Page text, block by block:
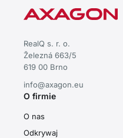
RealQ s. r. o.
Železná 663/5
619 00 Brno
info@axagon.eu
O firmie
O nas
Odkrywaj